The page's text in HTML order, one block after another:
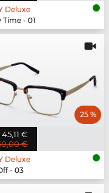
Deluxe
Time - 01
45,11 €
€
25 %
Deluxe
- 03